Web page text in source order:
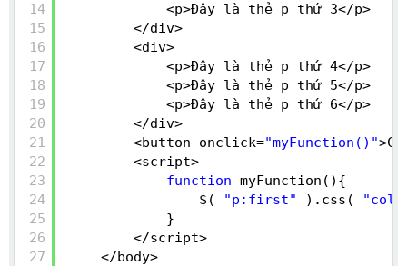
14
15
16
17
18
19
20
21
22
23
24
25
26
27
<p>Đây là thẻ p thứ 3</p>
</div>
<div>
<p>Đây là thẻ p thứ 4</p>
<p>Đây là thẻ p thứ 5</p>
<p>Đây là thẻ p thứ 6</p>
</div>
<button onclick="myFunction()"
<script>
function myFunction(){
$(
"p:first" ).css(
}
</script>
</body>